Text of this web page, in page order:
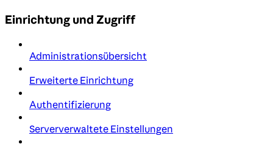
Einrichtung und Zugriff
Administrationsübersicht
Erweiterte Einrichtung
Authentifizierung
Serververwaltete Einstellungen